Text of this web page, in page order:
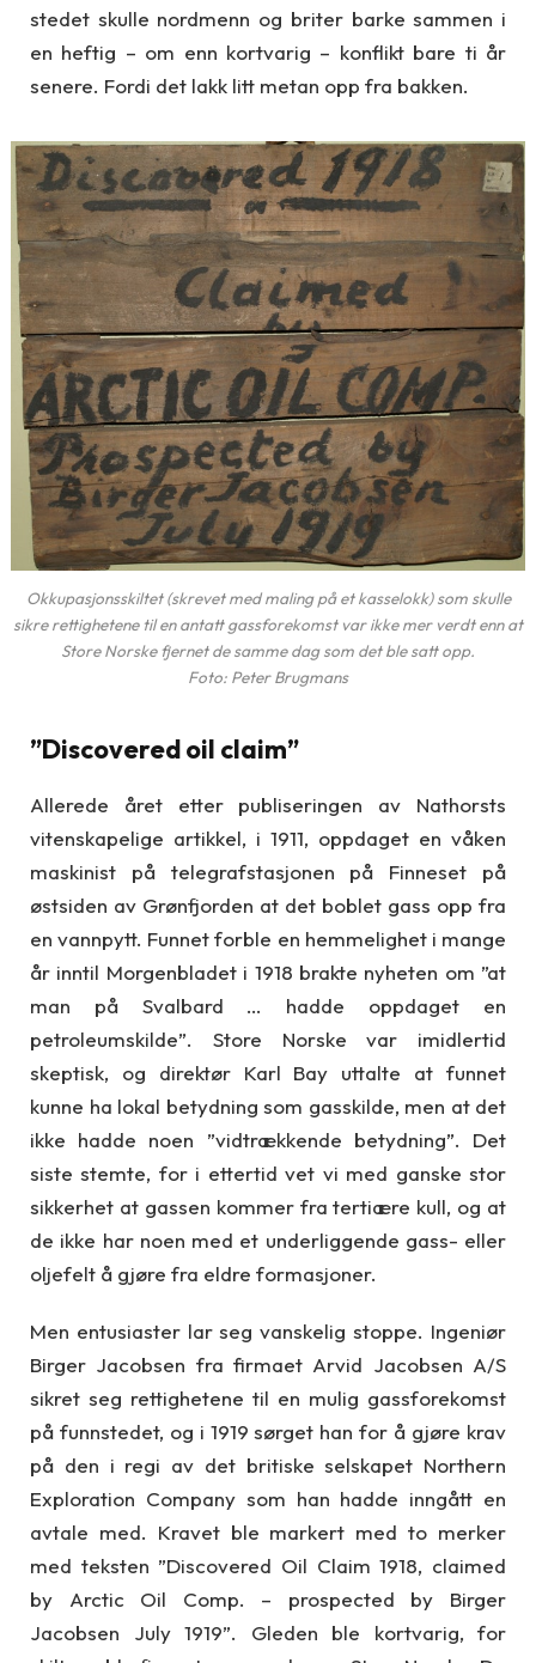
stedet skulle nordmenn og briter barke sammen i
en heftig – om enn kortvarig – konflikt bare ti år
senere. Fordi det lakk litt metan opp fra bakken.
Okkupasjonsskiltet (skrevet med maling på et kasselokk) som skulle
sikre rettighetene til en antatt gassforekomst var ikke mer verdt enn at
Store Norske fjernet de samme dag som det ble satt opp.
Foto: Peter Brugmans
”Discovered oil claim”
Allerede året etter publiseringen av Nathorsts
vitenskapelige artikkel, i 1911, oppdaget en våken
maskinist på telegrafstasjonen på Finneset på
østsiden av Grønfjorden at det boblet gass opp fra
en vannpytt. Funnet forble en hemmelighet i mange
år inntil Morgenbladet i 1918 brakte nyheten om ”at
man på Svalbard … hadde oppdaget en
petroleumskilde”. Store Norske var imidlertid
skeptisk, og direktør Karl Bay uttalte at funnet
kunne ha lokal betydning som gasskilde, men at det
ikke hadde noen ”vidtrækkende betydning”. Det
siste stemte, for i ettertid vet vi med ganske stor
sikkerhet at gassen kommer fra tertiære kull, og at
de ikke har noen med et underliggende gass- eller
oljefelt å gjøre fra eldre formasjoner.
Men entusiaster lar seg vanskelig stoppe. Ingeniør
Birger Jacobsen fra firmaet Arvid Jacobsen A/S
sikret seg rettighetene til en mulig gassforekomst
på funnstedet, og i 1919 sørget han for å gjøre krav
på den i regi av det britiske selskapet Northern
Exploration Company som han hadde inngått en
avtale med. Kravet ble markert med to merker
med teksten ”Discovered Oil Claim 1918, claimed
by Arctic Oil Comp. – prospected by Birger
Jacobsen July 1919”. Gleden ble kortvarig, for